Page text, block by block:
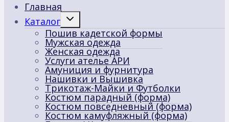
Главная
Каталог
Переключить
меню
Пошив кадетской формы
Мужская одежда
Женская одежда
Услуги ателье АРИ
Амуниция и фурнитура
Нашивки и Вышивка
Трикотаж-Майки и Футболки
Костюм парадный (форма)
Костюм повседневный (форма)
Костюм камуфляжный (форма)